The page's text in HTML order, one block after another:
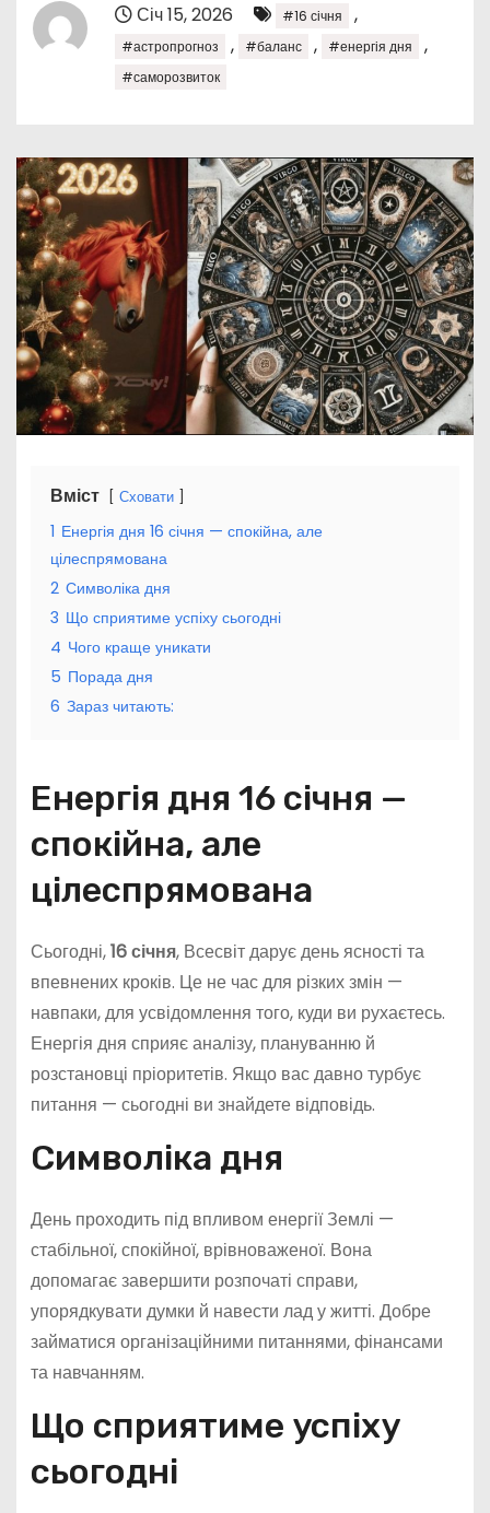
Січ 15, 2026 #16 січня ,
#астропрогноз , #баланс , #енергія дня ,
#саморозвиток
Вміст Сховати
1 Енергія дня 16 січня — спокійна, але
цілеспрямована
2 Символіка дня
3 Що сприятиме успіху сьогодні
4 Чого краще уникати
5 Порада дня
6 Зараз читають:
Енергія дня 16 січня —
спокійна, але
цілеспрямована
Сьогодні,16 січня, Всесвіт дарує день ясності та
впевнених кроків. Це не час для різких змін —
навпаки, для усвідомлення того, куди ви рухаєтесь.
Енергія дня сприяє аналізу, плануванню й
розстановці пріоритетів. Якщо вас давно турбує
питання — сьогодні ви знайдете відповідь.
Символіка дня
День проходить під впливом енергії Землі —
стабільної, спокійної, врівноваженої. Вона
допомагає завершити розпочаті справи,
упорядкувати думки й навести лад у житті. Добре
займатися організаційними питаннями, фінансами
та навчанням.
Що сприятиме успіху
сьогодні